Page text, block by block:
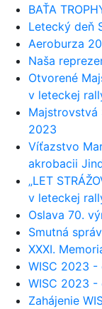
BAŤA
Letecký deň
Aeroburza
Naša
Otvorené
v leteckej
Majstrovstvá
2023
Víťazstvo
akrobacii
„LET
v leteckej
Oslava 70.
Smutná
XXXI.
WISC 2023
WISC 2023
Zahájenie